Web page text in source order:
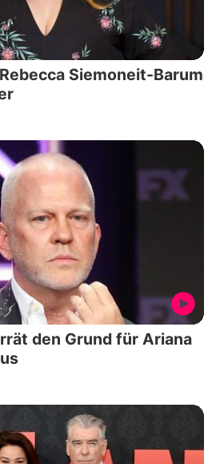
Siemoneit-Barum
den Grund für Ariana